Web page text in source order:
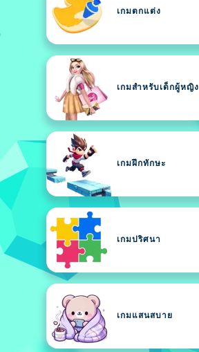
เกมตกแต่ง
เกมสำหรับเด็กผู้หญิง
เกมฝึกทักษะ
เกมปริศนา
เกมแสนสบาย